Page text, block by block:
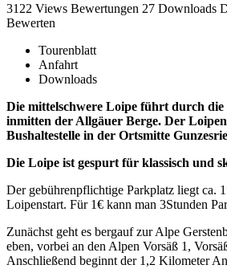
3122 Views Bewertungen 27 Downloads
Bewerten
Tourenblatt
Anfahrt
Downloads
Die mittelschwere Loipe führt durch
inmitten der Allgäuer Berge. Der
Bushaltestelle in der Ortsmitte
Die Loipe ist gespurt für klassisch und
Der gebührenpflichtige Parkplatz liegt ca.
Loipenstart. Für 1€ kann man 3Stunden
Zunächst geht es bergauf zur Alpe
eben, vorbei an den Alpen Vorsäß 1,
Anschließend beginnt der 1,2 Kilometer